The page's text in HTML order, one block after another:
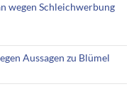
wegen Schleichwerbung
Aussagen zu Blümel